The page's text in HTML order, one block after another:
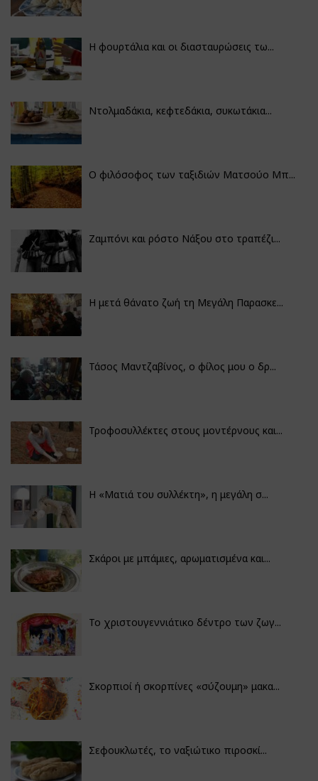
Η φουρτάλια και οι διασταυρώσεις τω...
Ντολμαδάκια, κεφτεδάκια, συκωτάκια...
Ο φιλόσοφος των ταξιδιών Ματσούο Μπ...
Ζαμπόνι και ρόστο Νάξου στο τραπέζι...
Η μετά θάνατο ζωή τη Μεγάλη Παρασκε...
Τάσος Μαντζαβίνος, ο φίλος μου ο δρ...
Τροφοσυλλέκτες στους μοντέρνους και...
H «Ματιά του συλλέκτη», η μεγάλη σ...
Σκάροι με μπάμιες, αρωματισμένα και...
Το χριστουγεννιάτικο δέντρο των ζωγ...
Σκορπιοί ή σκορπίνες «σύζουμη» μακα...
Σεφουκλωτές, το ναξιώτικο πιροσκί...